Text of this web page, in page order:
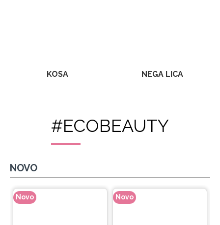
KOSA NEGA LICA
#ECOBEAUTY
NOVO
Novo Novo